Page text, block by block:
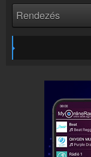
Partnerek
Rádiós partnerek
Rádió beágyazás
Ágyazd be